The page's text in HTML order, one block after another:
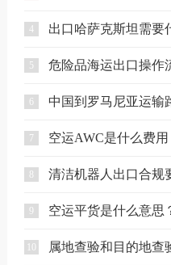
4
5 危险品海运出口操作
6 中国到罗马尼亚运输
7
清洁机器人出口合规
9